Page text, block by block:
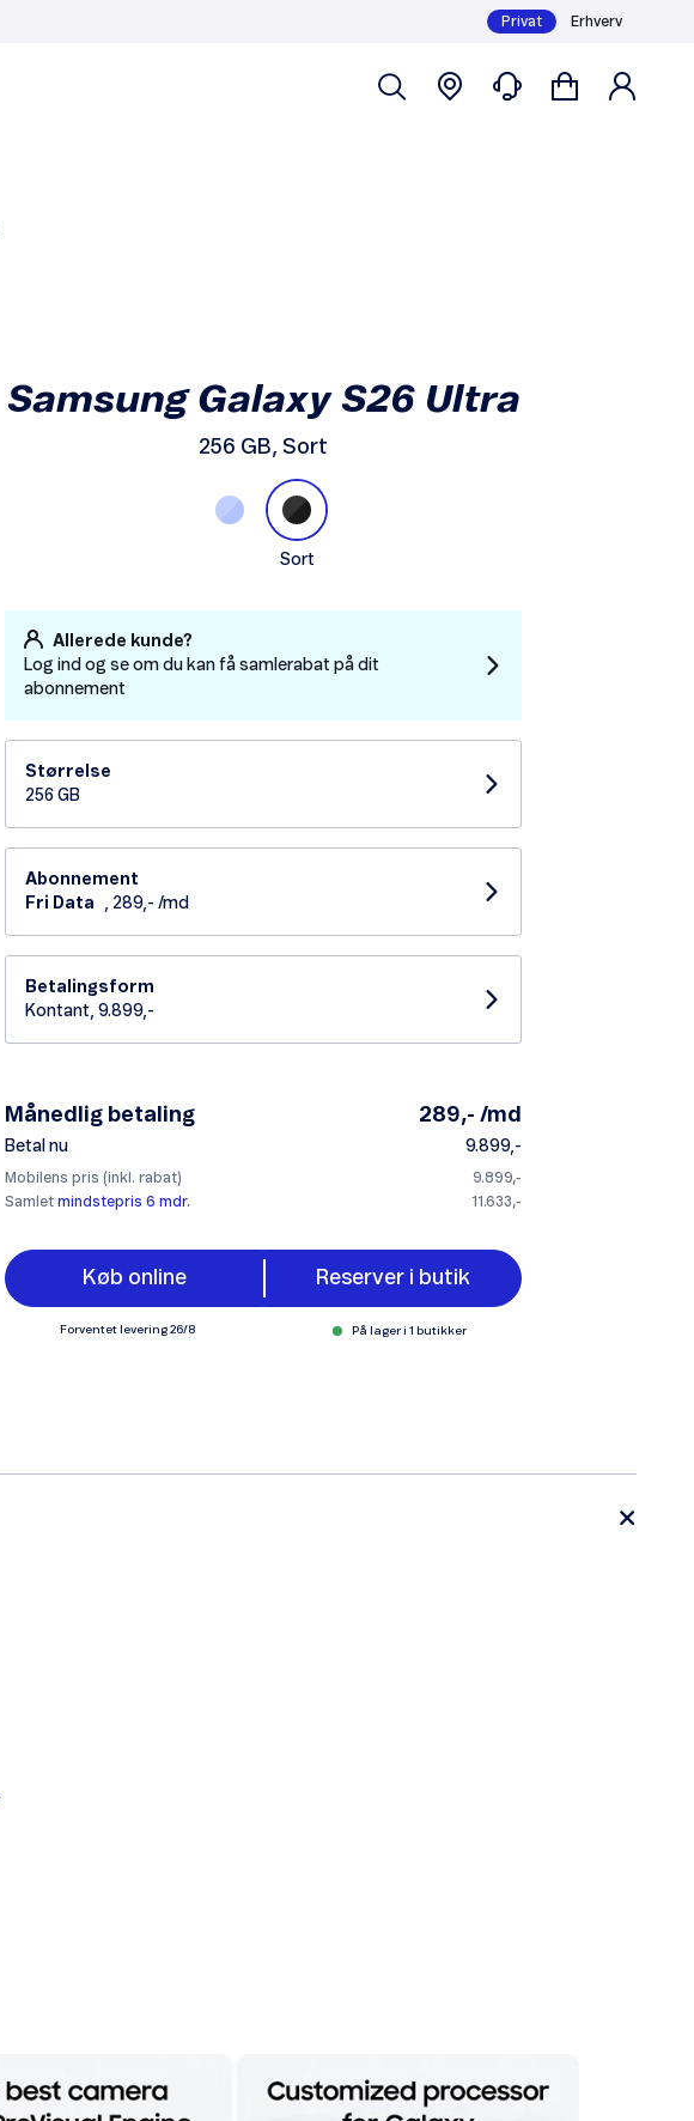
Privat Erhverv
Samsung Galaxy S26 Ultra
256 GB, Sort
Sort
Allerede kunde?
Log ind og se om du kan få samlerabat på dit
abonnement
Størrelse
256 GB
Abonnement
Fri Data
, 289,- /md
Betalingsform
Kontant, 9.899,-
Månedlig betaling 289,- /md
Betal nu 9.899,-
Mobilens pris (inkl. rabat)
9.899,-
Samlet mindstepris 6 mdr. 11.633,-
Køb online Reserver i butik
Forventet levering 26/8 På lager i 1 butikker